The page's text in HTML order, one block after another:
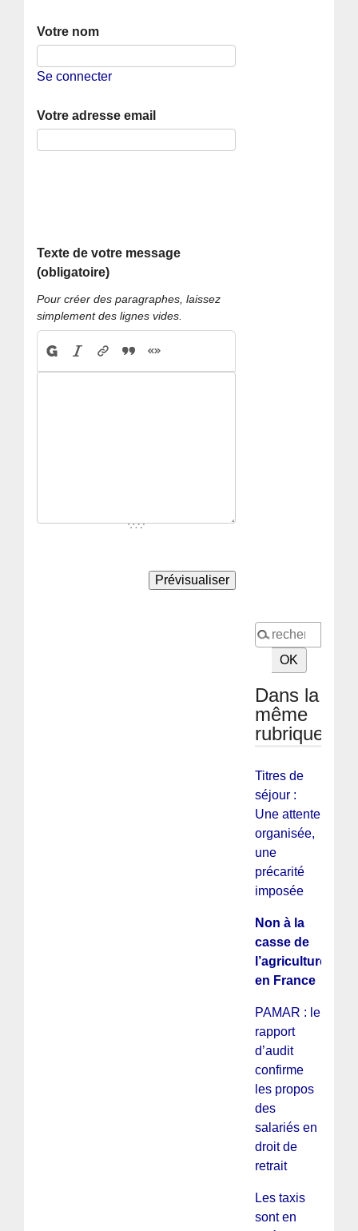
Votre nom
Se connecter
Votre adresse email
Texte de votre message
(obligatoire)
Pour créer des paragraphes, laissez
simplement des lignes vides.
Dans la
même
rubrique
Titres de
séjour :
Une attente
organisée,
une
précarité
imposée
Non à la
casse de
l’agriculture
en France
PAMAR : le
rapport
d’audit
confirme
les propos
des
salariés en
droit de
retrait
Les taxis
sont en